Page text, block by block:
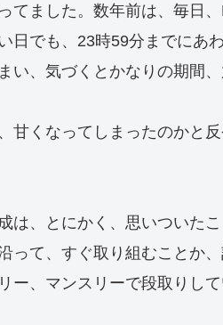
てました。数年前は、毎日
日でも、23時59分までにあ
い、気づくとかなりの期間
甘くなってしまったのかと
は、とにかく、思いついた
って、すぐ取り組むことか
ー、マンスリーで段取りして